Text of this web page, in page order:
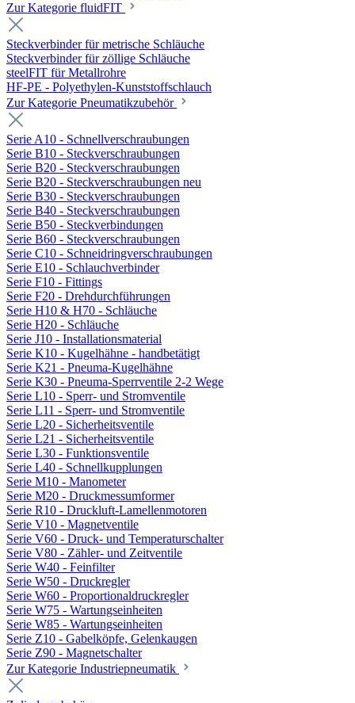
Zur Kategorie fluidFIT
Steckverbinder für metrische Schläuche
Steckverbinder für zöllige Schläuche
steelFIT für Metallrohre
HF-PE - Polyethylen-Kunststoffschlauch
Zur Kategorie Pneumatikzubehör
Serie A10 - Schnellverschraubungen
Serie B10 - Steckverschraubungen
Serie B20 - Steckverschraubungen
Serie B20 - Steckverschraubungen neu
Serie B30 - Steckverschraubungen
Serie B40 - Steckverschraubungen
Serie B50 - Steckverbindungen
Serie B60 - Steckverschraubungen
Serie C10 - Schneidringverschraubungen
Serie E10 - Schlauchverbinder
Serie F10 - Fittings
Serie F20 - Drehdurchführungen
Serie H10 & H70 - Schläuche
Serie H20 - Schläuche
Serie J10 - Installationsmaterial
Serie K10 - Kugelhähne - handbetätigt
Serie K21 - Pneuma-Kugelhähne
Serie K30 - Pneuma-Sperrventile 2-2 Wege
Serie L10 - Sperr- und Stromventile
Serie L11 - Sperr- und Stromventile
Serie L20 - Sicherheitsventile
Serie L21 - Sicherheitsventile
Serie L30 - Funktionsventile
Serie L40 - Schnellkupplungen
Serie M10 - Manometer
Serie M20 - Druckmessumformer
Serie R10 - Druckluft-Lamellenmotoren
Serie V10 - Magnetventile
Serie V60 - Druck- und Temperaturschalter
Serie V80 - Zähler- und Zeitventile
Serie W40 - Feinfilter
Serie W50 - Druckregler
Serie W60 - Proportionaldruckregler
Serie W75 - Wartungseinheiten
Serie W85 - Wartungseinheiten
Serie Z10 - Gabelköpfe, Gelenkaugen
Serie Z90 - Magnetschalter
Zur Kategorie Industriepneumatik